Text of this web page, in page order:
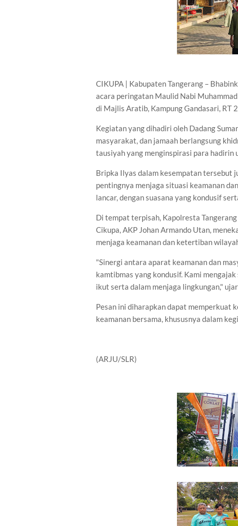
CIKUPA | Kabupaten Tangerang –
acara peringatan Maulid Nabi
di Majlis Aratib, Kampung Gandasari, RT
Kegiatan yang dihadiri oleh Dadang
masyarakat, dan jamaah berlangsung
tausiyah yang menginspirasi para
Bripka Ilyas dalam kesempatan tersebut
pentingnya menjaga situasi keamanan
lancar, dengan suasana yang kondusif
Di tempat terpisah, Kapolresta
Cikupa, AKP Johan Armando Utan,
menjaga keamanan dan ketertiban
"Sinergi antara aparat keamanan dan
kamtibmas yang kondusif. Kami
ikut serta dalam menjaga lingkungan,"
Pesan ini diharapkan dapat memperkuat
keamanan bersama, khususnya dalam
(ARJU/SLR)